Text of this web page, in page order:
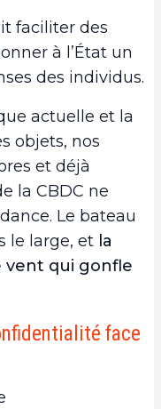
faciliter des
à l’État un
des individus.
actuelle et la
objets, nos
et déjà
la CBDC ne
Le bateau
le large, et la
vent qui gonfle
face